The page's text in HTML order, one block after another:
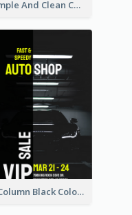
Simple And Clean Coral Ribbon Poster Design Idea
2-Column Black Colour Tone Poster Of Sale